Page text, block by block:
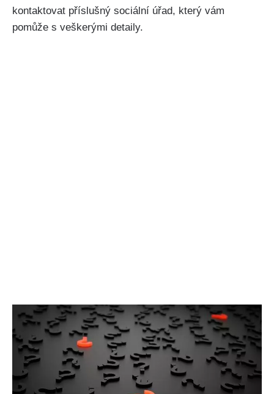
kontaktovat příslušný sociální úřad, který vám
pomůže s veškerými detaily.